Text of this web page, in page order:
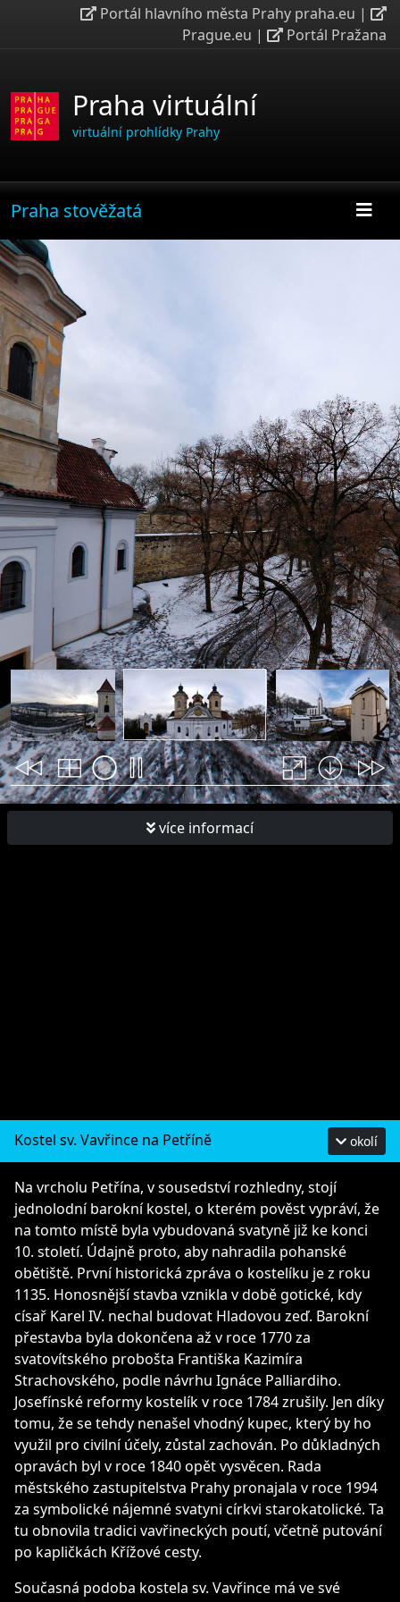
Portál hlavního města Prahy praha.eu |
Prague.eu | Portál Pražana
Praha virtuální
virtuální prohlídky Prahy
Praha stověžatá
více informací
Kostel sv. Vavřince na Petříně okolí
Na vrcholu Petřína, v sousedství rozhledny, stojí
jednolodní barokní kostel, o kterém pověst vypráví, že
na tomto místě byla vybudovaná svatyně již ke konci
10. století. Údajně proto, aby nahradila pohanské
obětiště. První historická zpráva o kostelíku je z roku
1135. Honosnější stavba vznikla v době gotické, kdy
císař Karel IV. nechal budovat Hladovou zeď. Barokní
přestavba byla dokončena až v roce 1770 za
svatovítského probošta Františka Kazimíra
Strachovského, podle návrhu Ignáce Palliardiho.
Josefínské reformy kostelík v roce 1784 zrušily. Jen díky
tomu, že se tehdy nenašel vhodný kupec, který by ho
využil pro civilní účely, zůstal zachován. Po důkladných
opravách byl v roce 1840 opět vysvěcen. Rada
městského zastupitelstva Prahy pronajala v roce 1994
za symbolické nájemné svatyni církvi starokatolické. Ta
tu obnovila tradici vavřineckých poutí, včetně putování
po kapličkách Křížové cesty.
Současná podoba kostela sv. Vavřince má ve své